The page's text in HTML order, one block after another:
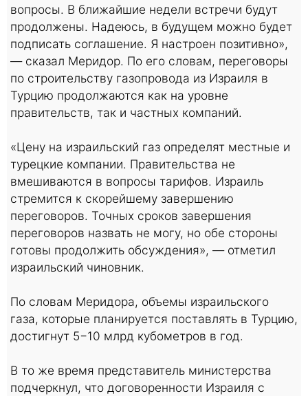
вопросы. В ближайшие недели встречи будут
продолжены. Надеюсь, в будущем можно будет
подписать соглашение. Я настроен позитивно»,
— сказал Меридор. По его словам, переговоры
по строительству газопровода из Израиля в
Турцию продолжаются как на уровне
правительств, так и частных компаний.
«Цену на израильский газ определят местные и
турецкие компании. Правительства не
вмешиваются в вопросы тарифов. Израиль
стремится к скорейшему завершению
переговоров. Точных сроков завершения
переговоров назвать не могу, но обе стороны
готовы продолжить обсуждения», — отметил
израильский чиновник.
По словам Меридора, объемы израильского
газа, которые планируется поставлять в Турцию,
достигнут 5−10 млрд кубометров в год.
В то же время представитель министерства
подчеркнул, что договоренности Израиля с